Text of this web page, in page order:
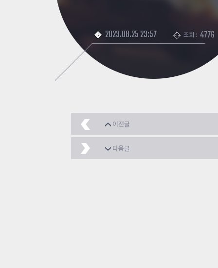
2023.08.25 23:57 조회 : 4776
이전글
형님들 이거 좋은건가
다음글